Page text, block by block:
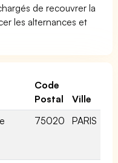
de recouvrer la
les alternances et
Code
Postal
Ville
75020 PARIS